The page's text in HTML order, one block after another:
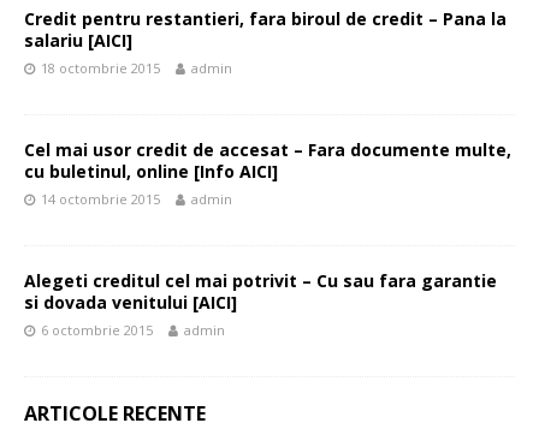
Credit pentru restantieri, fara biroul de credit – Pana la
salariu [AICI]
18 octombrie 2015 admin
Cel mai usor credit de accesat – Fara documente multe,
cu buletinul, online [Info AICI]
14 octombrie 2015 admin
Alegeti creditul cel mai potrivit – Cu sau fara garantie
si dovada venitului [AICI]
6 octombrie 2015 admin
ARTICOLE RECENTE